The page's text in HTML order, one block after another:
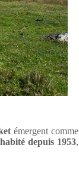
émergent comme
depuis 1953,